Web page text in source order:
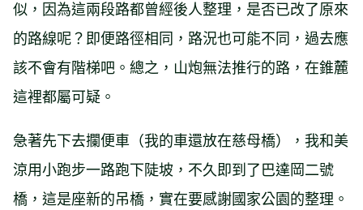
似，因為這兩段路都曾經後人整理，是否已改了原來
的路線呢？即便路徑相同，路況也可能不同，過去應
該不會有階梯吧。總之，山炮無法推行的路，在錐麓
這裡都屬可疑。
急著先下去攔便車（我的車還放在慈母橋），我和美
涼用小跑步一路跑下陡坡，不久即到了巴達岡二號
橋，這是座新的吊橋，實在要感謝國家公園的整理。